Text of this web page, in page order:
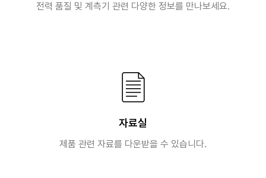
전력 품질 및 계측기 관련 다양한 정보를 만나보세요.
자료실
제품 관련 자료를 다운받을 수 있습니다.